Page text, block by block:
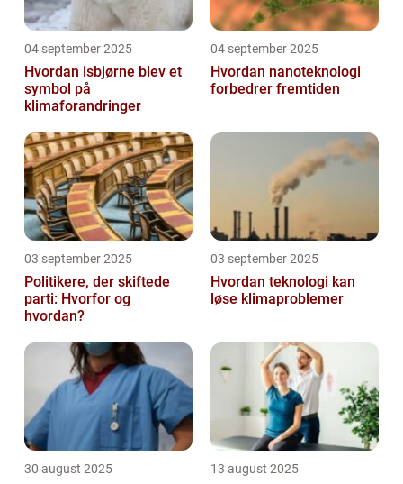
04 september 2025
Hvordan isbjørne blev et
symbol på
klimaforandringer
04 september 2025
Hvordan nanoteknologi
forbedrer fremtiden
03 september 2025
Politikere, der skiftede
parti: Hvorfor og
hvordan?
03 september 2025
Hvordan teknologi kan
løse klimaproblemer
30 august 2025 13 august 2025